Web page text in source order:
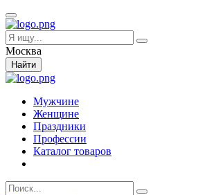
Москва
Найти
Мужчине
Женщине
Праздники
Профессии
Каталог товаров